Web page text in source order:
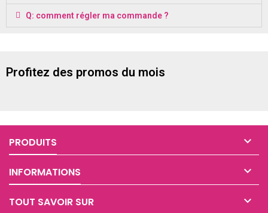
Q: comment régler ma commande ?
Profitez des promos du mois
PRODUITS 
INFORMATIONS 
TOUT SAVOIR SUR 